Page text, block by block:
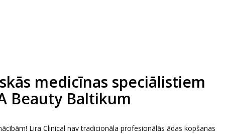
medicīnas speciālistiem
Beauty Baltikum
Lira Clinical nav tradicionāla profesionālās ādas kopšanas